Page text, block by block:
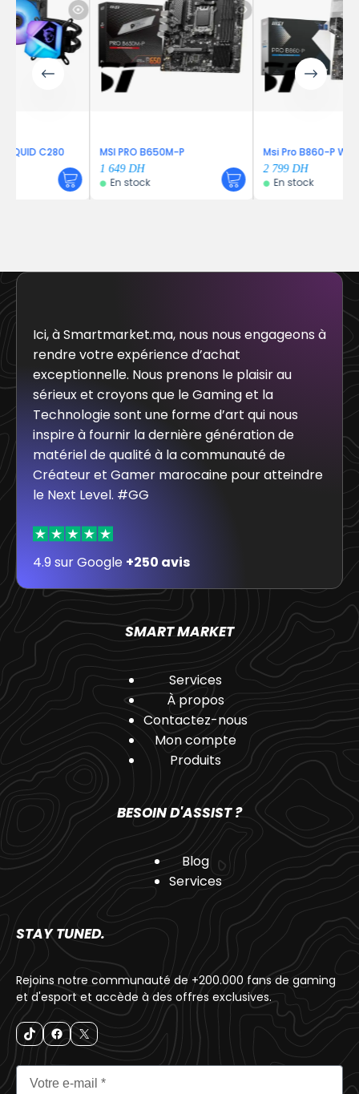
MSI PRO B650M-P
1 649
En stock
Msi Pro B860-P WiFi
2 799
En stock
Ici, à Smartmarket.ma, nous nous engageons à
rendre votre expérience d’achat
exceptionnelle. Nous prenons le plaisir au
sérieux et croyons que le Gaming et la
Technologie sont une forme d’art qui nous
inspire à fournir la dernière génération de
matériel de qualité à la communauté de
Créateur et Gamer marocaine pour atteindre
le Next Level. #GG
4.9 sur Google +250 avis
SMART MARKET
Services
À propos
Contactez-nous
Mon compte
Produits
BESOIN D'ASSIST ?
Blog
Services
STAY TUNED.
Rejoins notre communauté de +200.000 fans de gaming
et d'esport et accède à des offres exclusives.